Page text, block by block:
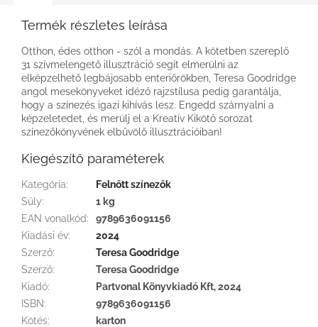
Termék részletes leírása
Otthon, édes otthon - szól a mondás. A kötetben szereplő
31 szívmelengető illusztráció segít elmerülni az
elképzelhető legbájosabb enteriőrökben, Teresa Goodridge
angol mesekönyveket idéző rajzstílusa pedig garantálja,
hogy a színezés igazi kihívás lesz. Engedd szárnyalni a
képzeletedet, és merülj el a Kreatív Kikötő sorozat
színezőkönyvének elbűvölő illusztrációiban!
Kiegészítő paraméterek
Kategória:
Felnőtt színezők
Súly:
1 kg
EAN vonalkód:
9789636091156
Kiadási év:
2024
Szerző:
Teresa Goodridge
Szerző:
Teresa Goodridge
Kiadó:
Partvonal Könyvkiadó Kft, 2024
ISBN:
9789636091156
Kötés:
karton